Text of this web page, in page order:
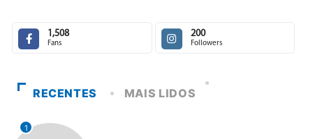
1,508
Fans
200
Followers
RECENTES MAIS LIDOS
1